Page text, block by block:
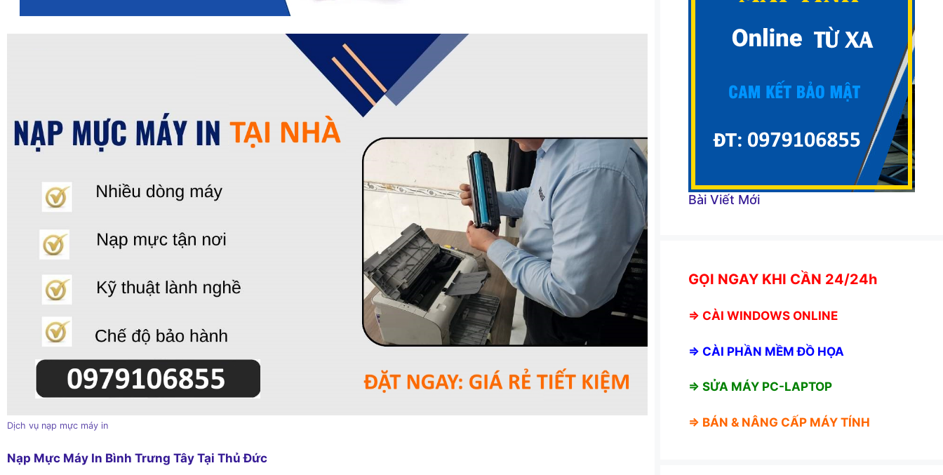
Dịch vụ nạp mực máy in
Nạp Mực Máy In Bình Trưng Tây Tại Thủ Đức
Bài Viết Mới
GỌI NGAY KHI CẦN 24/24h
⇒ CÀI WINDOWS ONLINE
⇒ CÀI PHẦN MỀM ĐỒ HỌA
⇒ SỬA MÁY PC-LAPTOP
⇒ BÁN & NÂNG CẤP MÁY TÍNH